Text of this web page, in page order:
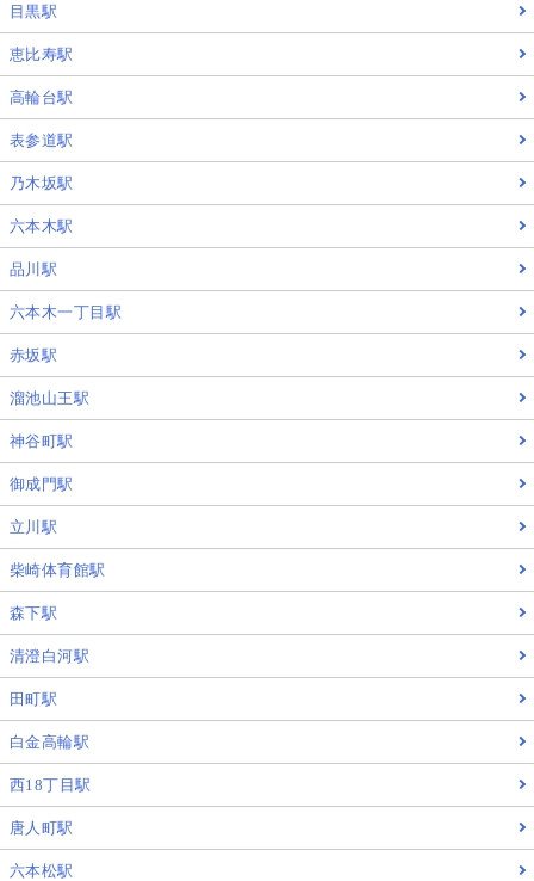
目黒駅
恵比寿駅
高輪台駅
表参道駅
乃木坂駅
六本木駅
品川駅
六本木一丁目駅
赤坂駅
溜池山王駅
神谷町駅
御成門駅
立川駅
柴崎体育館駅
森下駅
清澄白河駅
田町駅
白金高輪駅
西18丁目駅
唐人町駅
六本松駅